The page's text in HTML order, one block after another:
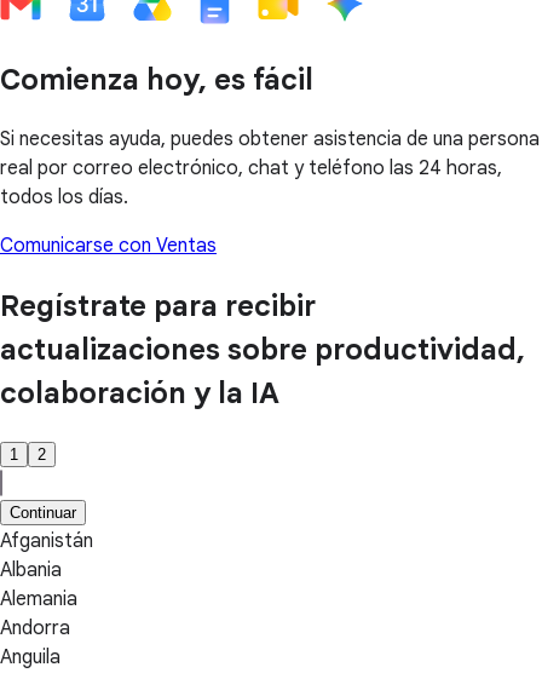
Comienza hoy, es fácil
Si necesitas ayuda, puedes obtener asistencia de una persona
real por correo electrónico, chat y teléfono las 24 horas,
todos los días.
Comunicarse con Ventas
Regístrate para recibir
actualizaciones sobre productividad,
colaboración y la IA
1 2
Continuar
Afganistán
Albania
Alemania
Andorra
Anguila